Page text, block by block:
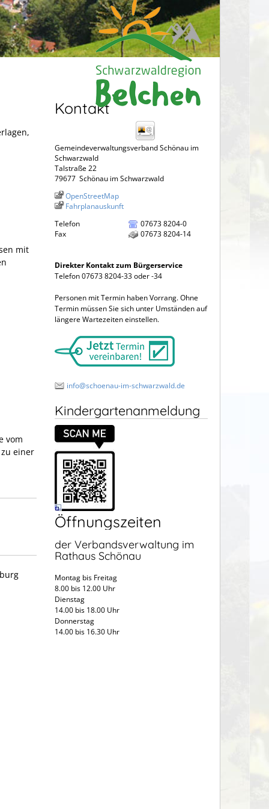
mit
vom
einer
Kontakt
Gemeindeverwaltungsverband Schönau im
Schwarzwald
Talstraße 22
79677 Schönau im Schwarzwald
OpenStreetMap
Fahrplanauskunft
Telefon
07673 8204-0
Fax
07673 8204-14
Direkter Kontakt zum Bürgerservice
Telefon 07673 8204-33 oder -34
Personen mit Termin haben Vorrang. Ohne
Termin müssen Sie sich unter Umständen auf
längere Wartezeiten einstellen.
info@schoenau-im-schwarzwald.de
Kindergartenanmeldung
Öffnungszeiten
der Verbandsverwaltung im
Rathaus Schönau
Montag bis Freitag
8.00 bis 12.00 Uhr
Dienstag
14.00 bis 18.00 Uhr
Donnerstag
14.00 bis 16.30 Uhr